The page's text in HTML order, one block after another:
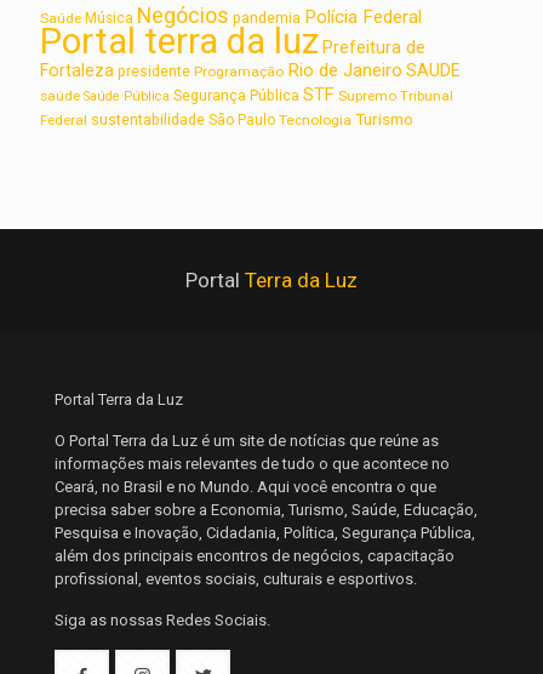
Saúde Música Negócios pandemia Polícia Federal
Portal terra da luz Prefeitura de
Fortaleza presidente Programação Rio de Janeiro SAUDE
saúde Saúde Pública Segurança Pública STF Supremo Tribunal
Federal sustentabilidade São Paulo Tecnologia Turismo
Portal Terra da Luz
Portal Terra da Luz
O Portal Terra da Luz é um site de notícias que reúne as
informações mais relevantes de tudo o que acontece no
Ceará, no Brasil e no Mundo. Aqui você encontra o que
precisa saber sobre a Economia, Turismo, Saúde, Educação,
Pesquisa e Inovação, Cidadania, Política, Segurança Pública,
além dos principais encontros de negócios, capacitação
profissional, eventos sociais, culturais e esportivos.
Siga as nossas Redes Sociais.